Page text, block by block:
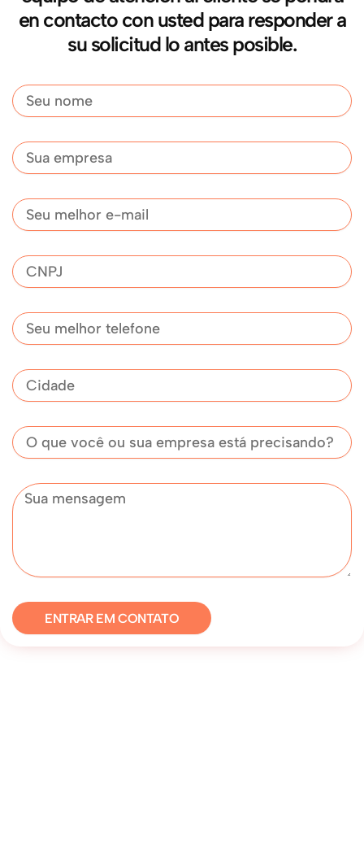
en contacto con usted para responder a
su solicitud lo antes posible.
Nome
Empresa
E-
mail
CNPJ
Telefone
Cidade
Assunto
Mensagem
ENTRAR EM CONTATO